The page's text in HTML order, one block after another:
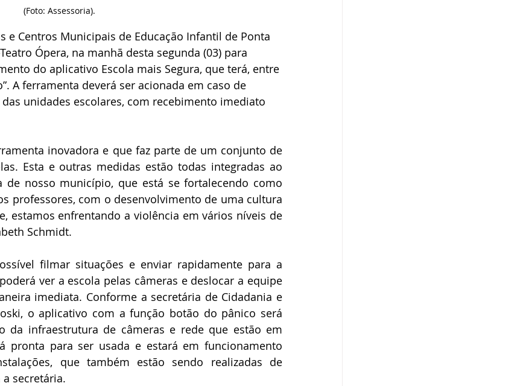
(Foto: Assessoria).
e Centros Municipais de Educação Infantil de Ponta
Ópera, na manhã desta segunda (03) para
do aplicativo Escola mais Segura, que terá, entre
A ferramenta deverá ser acionada em caso de
unidades escolares, com recebimento imediato
inovadora e que faz parte de um conjunto de
Esta e outras medidas estão todas integradas ao
de nosso município, que está se fortalecendo como
professores, com o desenvolvimento de uma cultura
estamos enfrentando a violência em vários níveis de
Schmidt.
filmar situações e enviar rapidamente para a
ver a escola pelas câmeras e deslocar a equipe
imediata. Conforme a secretária de Cidadania e
o aplicativo com a função botão do pânico será
da infraestrutura de câmeras e rede que estão em
pronta para ser usada e estará em funcionamento
que também estão sendo realizadas de
secretária.